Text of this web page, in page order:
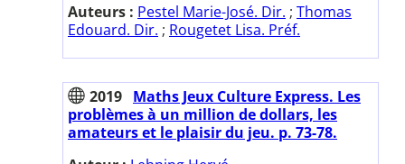
Auteurs : Pestel Marie-José. Dir. ; Thomas
Edouard. Dir. ; Rougetet Lisa. Préf.
2019 Maths Jeux Culture Express. Les
problèmes à un million de dollars, les
amateurs et le plaisir du jeu. p. 73-78.